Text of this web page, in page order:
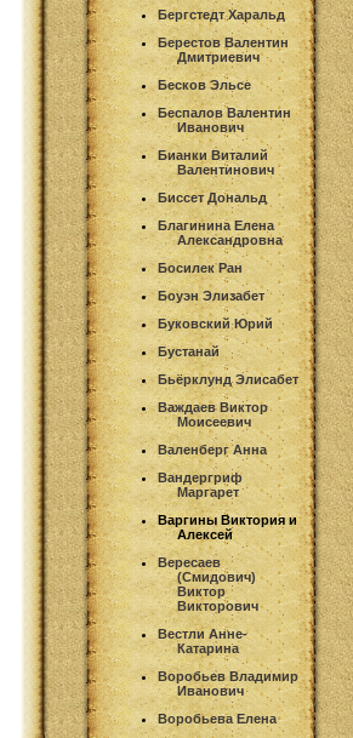
Бергстедт Харальд
Берестов Валентин
Дмитриевич
Бесков Эльсе
Беспалов Валентин
Иванович
Бианки Виталий
Валентинович
Биссет Дональд
Благинина Елена
Александровна
Босилек Ран
Боуэн Элизабет
Буковский Юрий
Бустанай
Бьёрклунд Элисабет
Важдаев Виктор
Моисеевич
Валенберг Анна
Вандергриф
Маргарет
Варгины Виктория и
Алексей
Вересаев
(Смидович)
Виктор
Викторович
Вестли Анне-
Катарина
Воробьев Владимир
Иванович
Воробьева Елена